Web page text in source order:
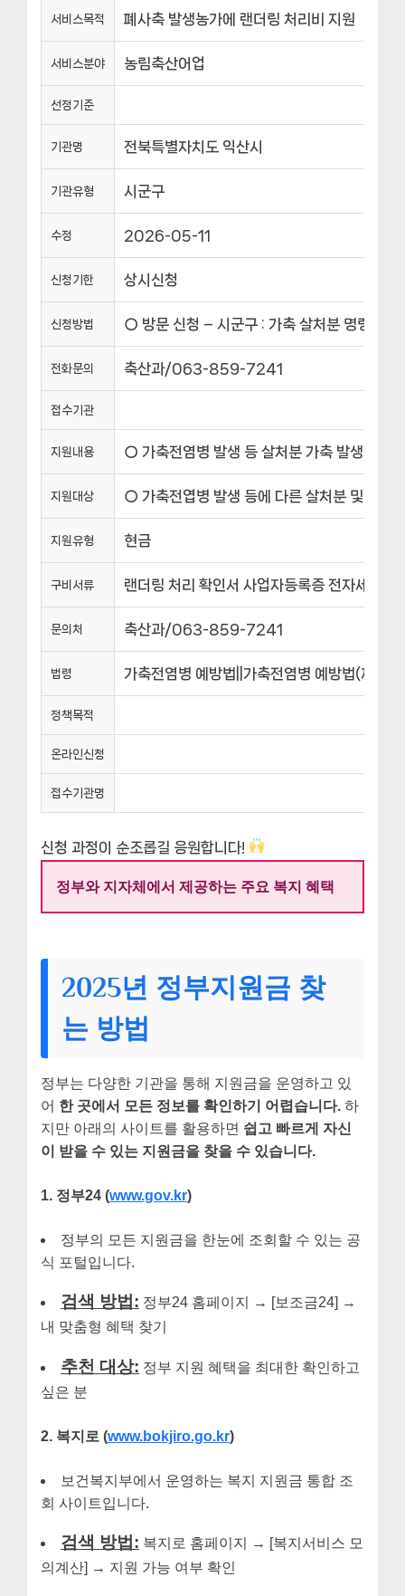
서비스목적 폐사축 발생농가에 랜더링 처리비 지원
서비스분야 농림축산어업
선정기준
기관명 전북특별자치도 익산시
기관유형 시군구
수정 2026-05-11
신청기한 상시신청
신청방법 ○ 방문 신청 – 시군구 : 가축 살처분 명령이
전화문의 축산과/063-859-7241
접수기관
지원내용 ○ 가축전염병 발생 등 살처분 가축 발생시 랜
지원대상 ○ 가축전엽병 발생 등에 다른 살처분 및 페사
지원유형 현금
구비서류 랜더링 처리 확인서 사업자등록증 전자세금계
문의처 축산과/063-859-7241
법령 가축전염병 예방법||가축전염병 예방법(제3조)
정책목적
온라인신청
접수기관명
신청 과정이 순조롭길 응원합니다!
정부와 지자체에서 제공하는 주요 복지 혜택
2025년 정부지원금 찾
는 방법
정부는 다양한 기관을 통해 지원금을 운영하고 있
어 한 곳에서 모든 정보를 확인하기 어렵습니다. 하
지만 아래의 사이트를 활용하면 쉽고 빠르게 자신
이 받을 수 있는 지원금을 찾을 수 있습니다.
1. 정부24 (www.gov.kr)
정부의 모든 지원금을 한눈에 조회할 수 있는 공
식 포털입니다.
검색 방법: 정부24 홈페이지 → [보조금24] →
내 맞춤형 혜택 찾기
추천 대상: 정부 지원 혜택을 최대한 확인하고
싶은 분
2. 복지로 (www.bokjiro.go.kr)
보건복지부에서 운영하는 복지 지원금 통합 조
회 사이트입니다.
검색 방법: 복지로 홈페이지 → [복지서비스 모
의계산] → 지원 가능 여부 확인